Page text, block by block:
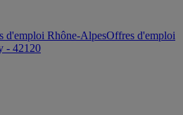
d'emploi Rhône-AlpesOffres d'emploi
- 42120